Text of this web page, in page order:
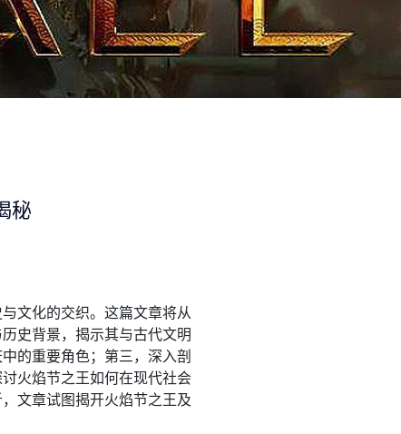
秘
文化的交织。这篇文章将从
史背景，揭示其与古代文明
的重要角色；第三，深入剖
火焰节之王如何在现代社会
文章试图揭开火焰节之王及